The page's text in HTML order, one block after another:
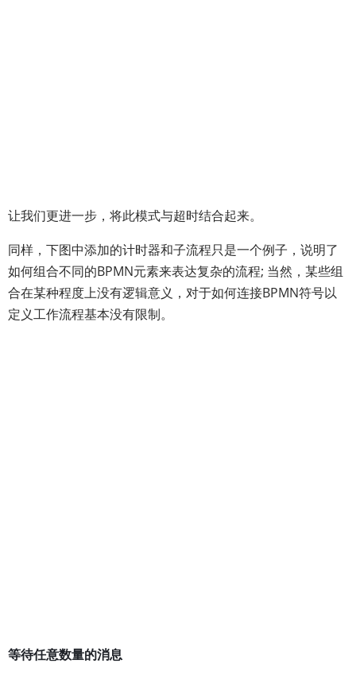
让我们更进一步，将此模式与超时结合起来。
同样，下图中添加的计时器和子流程只是一个例子，说明了
如何组合不同的BPMN元素来表达复杂的流程; 当然，某些组
合在某种程度上没有逻辑意义，对于如何连接BPMN符号以
定义工作流程基本没有限制。
等待任意数量的消息